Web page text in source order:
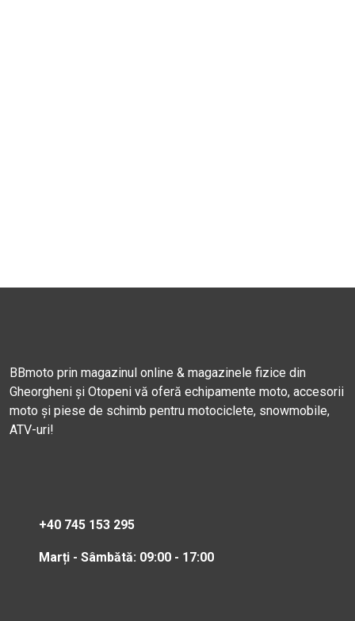
BBmoto prin magazinul online & magazinele fizice din
Gheorgheni și Otopeni vă oferă echipamente moto, accesorii
moto și piese de schimb pentru motociclete, snowmobile,
ATV-uri!
+40 745 153 295
Marți - Sâmbătă: 09:00 - 17:00